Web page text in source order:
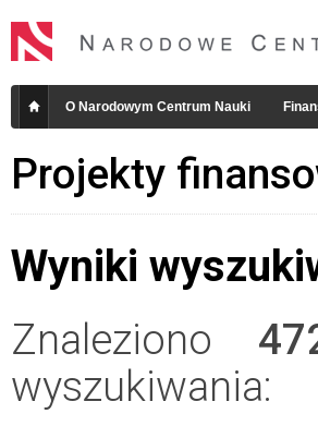
O Narodowym Centrum Nauki
Projekty
Wyniki
Znaleziono
wyszukiwania: